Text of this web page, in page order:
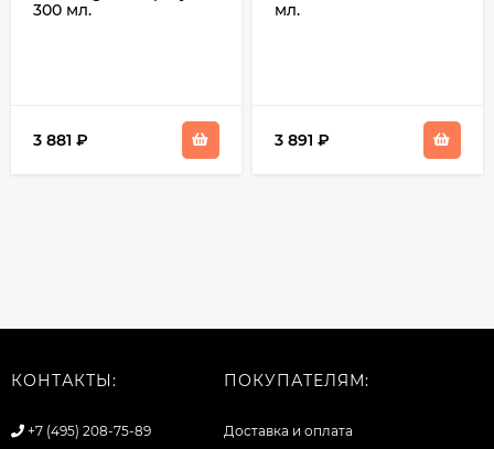
300 мл.
3 881 ₽
мл.
3 891 ₽
КОНТАКТЫ:
+7 (495) 208-75-89
ПОКУПАТЕЛЯМ:
Доставка и оплата